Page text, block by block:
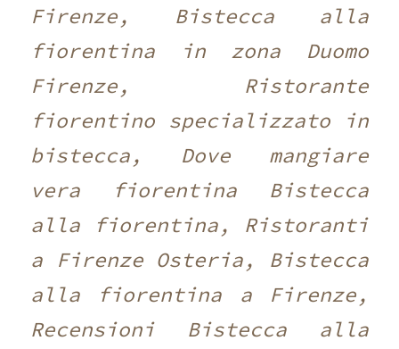
Firenze, Bistecca alla
fiorentina in zona Duomo
Firenze, Ristorante
fiorentino specializzato in
bistecca, Dove mangiare
vera fiorentina Bistecca
alla fiorentina, Ristoranti
a Firenze Osteria, Bistecca
alla fiorentina a Firenze,
Recensioni Bistecca alla